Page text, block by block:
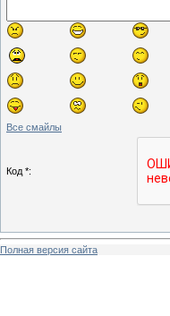
Все смайлы
Код *:
Полная версия сайта